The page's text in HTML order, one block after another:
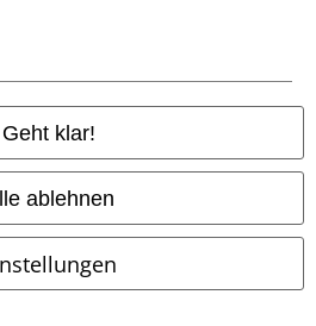
Geht klar!
ablehnen
Vintage Ride
Gasoline Bandit
T-Shirt